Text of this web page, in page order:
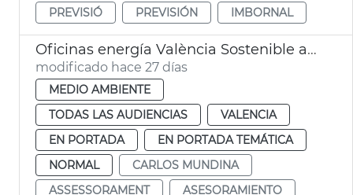
PREVISIÓ PREVISIÓN IMBORNAL
Oficinas energía València Sostenible asesoran en balde aire acondicionado
modificado hace 27 días
MEDIO AMBIENTE
TODAS LAS AUDIENCIAS
VALENCIA
EN PORTADA
EN PORTADA TEMÁTICA
NORMAL
CARLOS MUNDINA
ASSESSORAMENT
ASESORAMIENTO